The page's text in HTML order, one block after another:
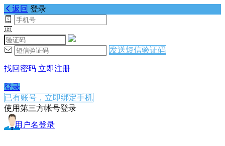
返回 登录
发送短信验证码
找回密码 立即注册
登录
已有账号，立即绑定手机
使用第三方帐号登录
用户名登录